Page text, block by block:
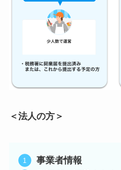
＜法人の方＞
事業者情報